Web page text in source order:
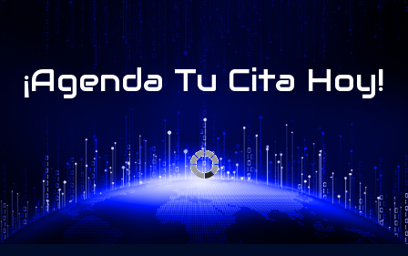
¡Agenda Tu Cita Hoy!